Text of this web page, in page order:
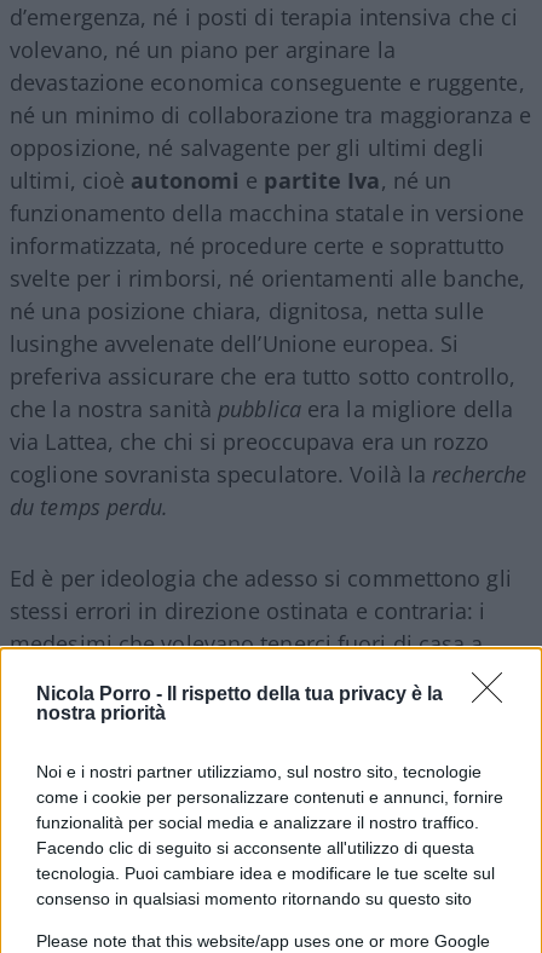
Nicola Porro -
Il rispetto della tua privacy è la
nostra priorità
Noi e i nostri partner utilizziamo, sul nostro sito, tecnologie
come i cookie per personalizzare contenuti e annunci, fornire
funzionalità per social media e analizzare il nostro traffico.
Facendo clic di seguito si acconsente all'utilizzo di questa
tecnologia. Puoi cambiare idea e modificare le tue scelte sul
consenso in qualsiasi momento ritornando su questo sito
Please note that this website/app uses one or more Google
d’emergenza, né i posti di terapia intensiva che ci
volevano, né un piano per arginare la
devastazione economica conseguente e ruggente,
né un minimo di collaborazione tra maggioranza e
opposizione, né salvagente per gli ultimi degli
ultimi, cioè autonomi e partite Iva, né un
funzionamento della macchina statale in versione
informatizzata, né procedure certe e soprattutto
svelte per i rimborsi, né orientamenti alle banche,
né una posizione chiara, dignitosa, netta sulle
lusinghe avvelenate dell’Unione europea. Si
preferiva assicurare che era tutto sotto controllo,
che la nostra sanità pubblicaera la migliore della
via Lattea, che chi si preoccupava era un rozzo
coglione sovranista speculatore. Voilà la recherche
du temps perdu.
Ed è per ideologia che adesso si commettono gli
stessi errori in direzione ostinata e contraria: i
medesimi che volevano tenerci fuori di casa a
forza, hanno preso gusto nel ridurci a 60 milioni
di clarisse, sempre con la pezza d’appoggio della
sordi al destino di un paese che ogni giorno perde
punti decimali diPile posizioni nel mercato
globale; inclini a seguire una profilassi esoterica
sotto la parvenza della scienza; per ideologia si
liberano le librerie (ma non i lettori) dalla
clausura, perché il Libro, la Cultura, il Pensiero, i